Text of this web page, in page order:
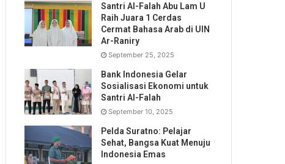
Santri Al-Falah Abu Lam U
Raih Juara 1 Cerdas
Cermat Bahasa Arab di UIN
Ar-Raniry
September 25, 2025
Bank Indonesia Gelar
Sosialisasi Ekonomi untuk
Santri Al-Falah
September 10, 2025
Pelda Suratno: Pelajar
Sehat, Bangsa Kuat Menuju
Indonesia Emas